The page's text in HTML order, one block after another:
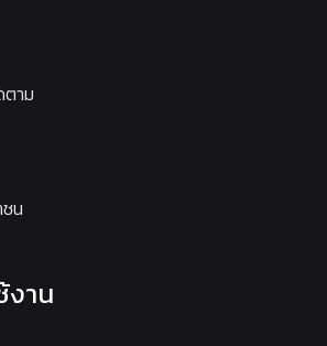
ตาม
น
งาน